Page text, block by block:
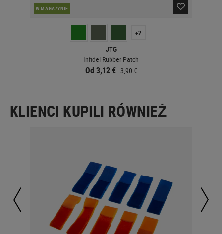
W MAGAZYNIE
+2
JTG
Infidel Rubber Patch
Od 3,12 € 3,90 €
KLIENCI KUPILI RÓWNIEŻ